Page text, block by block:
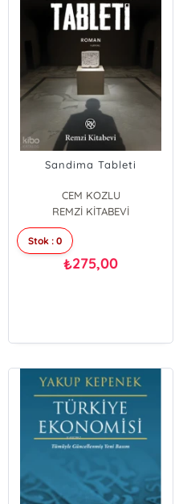
Sandima Tableti
CEM KOZLU
REMZİ KİTABEVİ
Stok : 0
₺275,00